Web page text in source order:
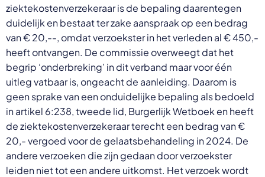
ziektekostenverzekeraar is de bepaling daarentegen
duidelijk en bestaat ter zake aanspraak op een bedrag
van € 20,--, omdat verzoekster in het verleden al € 450,-
heeft ontvangen. De commissie overweegt dat het
begrip ‘onderbreking’ in dit verband maar voor één
uitleg vatbaar is, ongeacht de aanleiding. Daarom is
geen sprake van een onduidelijke bepaling als bedoeld
in artikel 6:238, tweede lid, Burgerlijk Wetboek en heeft
de ziektekostenverzekeraar terecht een bedrag van €
20,- vergoed voor de gelaatsbehandeling in 2024. De
andere verzoeken die zijn gedaan door verzoekster
leiden niet tot een andere uitkomst. Het verzoek wordt